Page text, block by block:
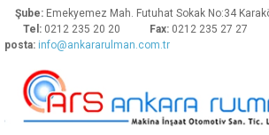
Şube: Emekyemez Mah. Futuhat Sokak
Tel: 0212 235 20 20 Fax: 0212 235
posta: info@ankararulman.com.tr